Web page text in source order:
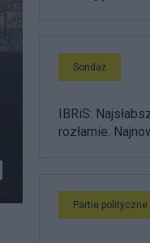
Sondaż
IBRiS:
rozłamie.
Partie polityczne